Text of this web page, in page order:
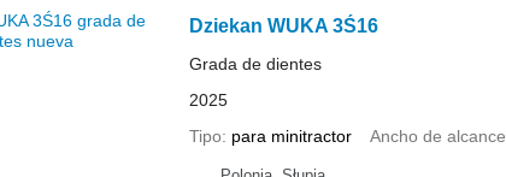
Dziekan WUKA 3Ś16
Grada de dientes
2025
Tipo
para minitractor Ancho de alcance